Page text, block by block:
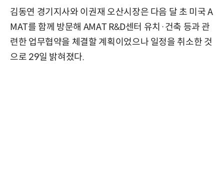
김동연 경기지사와 이권재 오산시장은 다음 달 초 미국 A
MAT를 함께 방문해 AMAT R&D센터 유치·건축 등과 관
련한 업무협약을 체결할 계획이었으나 일정을 취소한 것
으로 29일 밝혀졌다.